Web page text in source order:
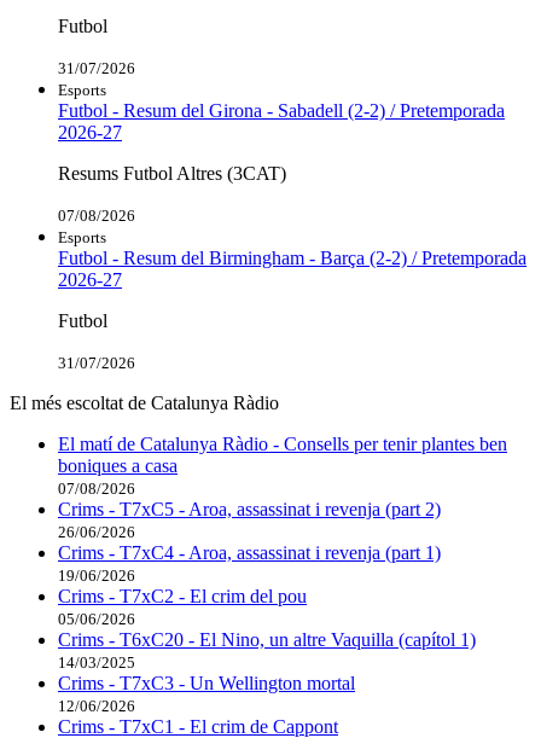
Futbol
31/07/2026
Esports
Futbol - Resum del Girona - Sabadell (2-2) / Pretemporada
2026-27
Resums Futbol Altres (3CAT)
07/08/2026
Esports
Futbol - Resum del Birmingham - Barça (2-2) / Pretemporada
2026-27
Futbol
31/07/2026
El més escoltat de Catalunya Ràdio
El matí de Catalunya Ràdio - Consells per tenir plantes ben
boniques a casa
07/08/2026
Crims - T7xC5 - Aroa, assassinat i revenja (part 2)
26/06/2026
Crims - T7xC4 - Aroa, assassinat i revenja (part 1)
19/06/2026
Crims - T7xC2 - El crim del pou
05/06/2026
Crims - T6xC20 - El Nino, un altre Vaquilla (capítol 1)
14/03/2025
Crims - T7xC3 - Un Wellington mortal
12/06/2026
Crims - T7xC1 - El crim de Cappont